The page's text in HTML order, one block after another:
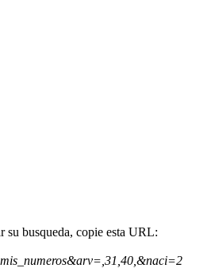
su busqueda, copie esta URL: